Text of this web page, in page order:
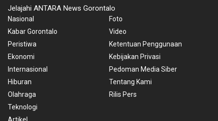
Jelajahi ANTARA News Gorontalo
Nasional
Kabar Gorontalo
Peristiwa
Ekonomi
Internasional
Hiburan
Olahraga
Teknologi
Foto
Video
Ketentuan Penggunaan
Kebijakan Privasi
Pedoman Media Siber
Tentang Kami
Rilis Pers